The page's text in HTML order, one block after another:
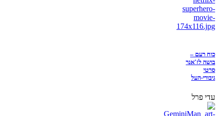
כוח רעם –
בושה לז'אנר
סרטי
גיבורי-העל
עדי פרל